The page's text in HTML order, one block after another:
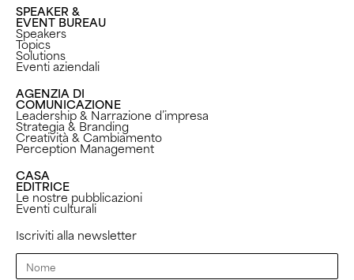
SPEAKER &
EVENT BUREAU
Speakers
Topics
Solutions
Eventi aziendali
AGENZIA DI
COMUNICAZIONE
Leadership & Narrazione d’impresa
Strategia & Branding
Creatività & Cambiamento
Perception Management ​
CASA
EDITRICE
Le nostre pubblicazioni
Eventi culturali
Iscriviti alla newsletter